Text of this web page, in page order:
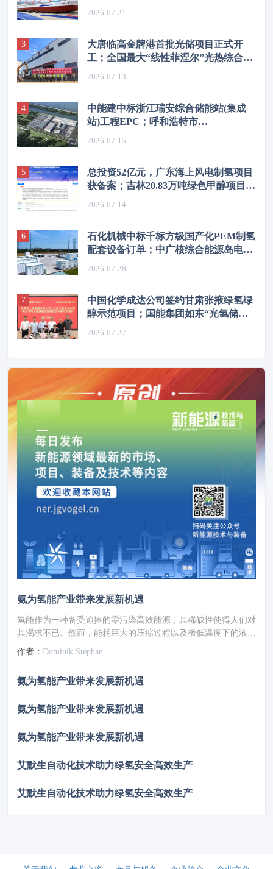
2026-07-21
大唐临高金牌港首批光储项目正式开
工；全国最大“线性菲涅尔”光热综合能
2026-07-13
中能建中标浙江瑞安综合储能站(集成
站)工程EPC；呼和浩特市
2026-07-15
总投资52亿元，广东海上风电制氢项目
获备案；吉林20.83万吨绿色甲醇项目获
2026-07-14
石化机械中标千标方级国产化PEM制氢
配套设备订单；中广核综合能源岛电解
2026-07-28
中国化学成达公司签约甘肃张掖绿氢绿
醇示范项目；国能集团如东“光氢储一
2026-07-27
氨为氢能产业带来发展新机遇
氢能作为一种备受追捧的零污染高效能源，其稀缺性使得人们对
其渴求不已。然而，能耗巨大的压缩过程以及极低温度下的液化
环节，被视为通往氢能转型之路上的重大障碍。在此背景下，氨
成为热门的替代选项，尽管这种物质带有些许气味，但它有望成
作者： Dominik Stephan
氨为氢能产业带来发展新机遇
氨为氢能产业带来发展新机遇
氨为氢能产业带来发展新机遇
艾默生自动化技术助力绿氢安全高效生产
艾默生自动化技术助力绿氢安全高效生产